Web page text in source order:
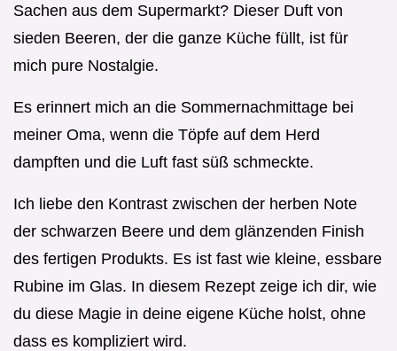
Sachen aus dem Supermarkt? Dieser Duft von
sieden Beeren, der die ganze Küche füllt, ist für
mich pure Nostalgie.
Es erinnert mich an die Sommernachmittage bei
meiner Oma, wenn die Töpfe auf dem Herd
dampften und die Luft fast süß schmeckte.
Ich liebe den Kontrast zwischen der herben Note
der schwarzen Beere und dem glänzenden Finish
des fertigen Produkts. Es ist fast wie kleine, essbare
Rubine im Glas. In diesem Rezept zeige ich dir, wie
du diese Magie in deine eigene Küche holst, ohne
dass es kompliziert wird.